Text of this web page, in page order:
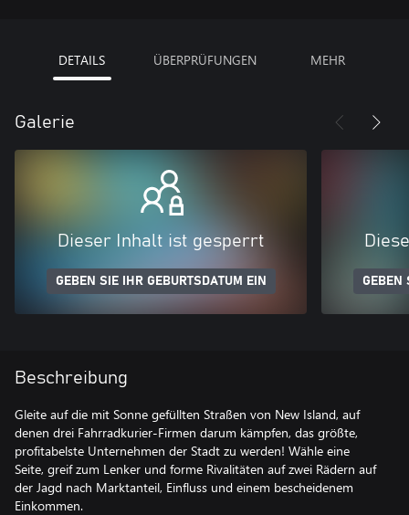
DETAILS ÜBERPRÜFUNGEN MEHR
Galerie
Dieser Inhalt ist gesperrt
GEBEN SIE IHR GEBURTSDATUM EIN GEBEN
Beschreibung
Gleite auf die mit Sonne gefüllten Straßen von New Island, auf
denen drei Fahrradkurier-Firmen darum kämpfen, das größte,
profitabelste Unternehmen der Stadt zu werden! Wähle eine
Seite, greif zum Lenker und forme Rivalitäten auf zwei Rädern auf
der Jagd nach Marktanteil, Einfluss und einem bescheidenem
Einkommen.